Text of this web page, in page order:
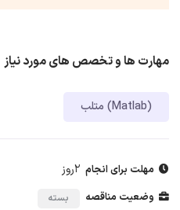
مهارت ها و تخصص های مورد نیاز
متلب (Matlab)
مهلت برای انجام 2روز
وضعیت مناقصه بسته